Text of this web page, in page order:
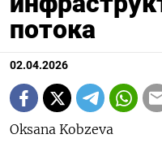
потока
02.04.2026
Oksana Kobzeva